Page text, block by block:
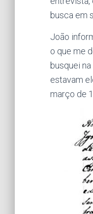
busca em
João
o que me
busquei na
estavam
março de